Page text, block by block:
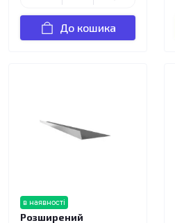
До кошика
в наявності
Розширений